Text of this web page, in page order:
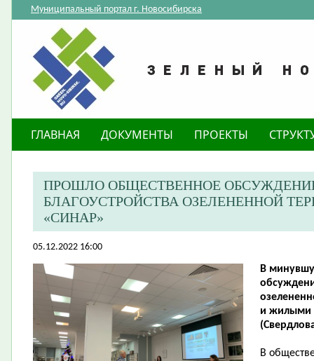
Муниципальный портал г. Новосибирска
ГЛАВНАЯ ДОКУМЕНТЫ ПРОЕКТЫ
ПРОШЛО ОБЩЕСТВЕННОЕ
БЛАГОУСТРОЙСТВА ОЗЕЛЕНЕННОЙ
«СИНАР»
05.12.2022 16:00
В
и жилыми
В